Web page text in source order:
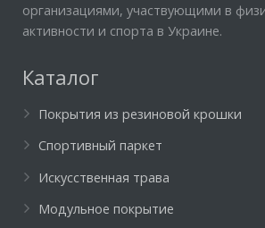
организациями, участвующими в
активности и спорта в Украине.
Каталог
Покрытия из резиновой крошки
Спортивный паркет
Искусственная трава
Модульное покрытие